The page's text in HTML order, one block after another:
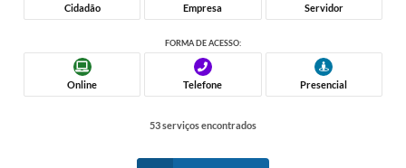
Cidadão Empresa Servidor
FORMA DE ACESSO:
Online Telefone Presencial
53 serviços encontrados